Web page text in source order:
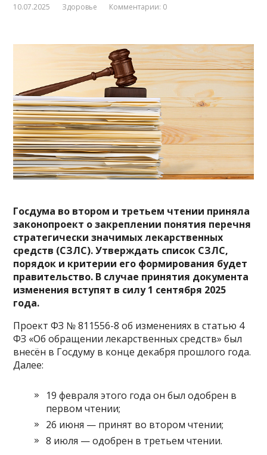
10.07.2025 Здоровье Комментарии: 0
Госдума во втором и третьем чтении приняла
законопроект о закреплении понятия перечня
стратегически значимых лекарственных
средств (СЗЛС). Утверждать список СЗЛС,
порядок и критерии его формирования будет
правительство. В случае принятия документа
изменения вступят в силу 1 сентября 2025
года.
Проект ФЗ № 811556-8 об изменениях в статью 4
ФЗ «Об обращении лекарственных средств» был
внесён в Госдуму в конце декабря прошлого года.
Далее:
19 февраля этого года он был одобрен в
первом чтении;
26 июня — принят во втором чтении;
8 июля — одобрен в третьем чтении.